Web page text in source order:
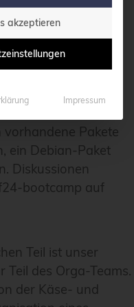
.deb-Dateien
Grundlagen der
Release-
stable, unstable
ein Debian-
vorhandene Pakete
ein Debian-Paket
Diskussionen
bootcamp auf
Teil ist unser
Teil des Orga-Teams.
der Käse- und
akzeptieren
Impressum